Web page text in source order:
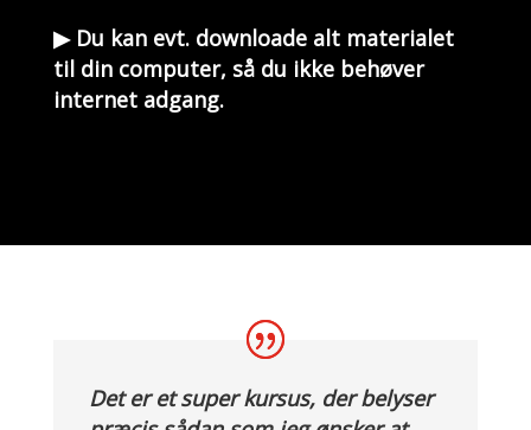
▶ Du kan evt. downloade alt materialet
til din computer, så du ikke behøver
internet adgang.
Det er et super kursus, der belyser